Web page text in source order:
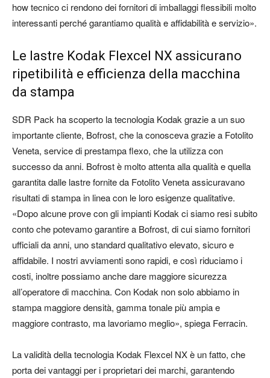
how tecnico ci rendono dei fornitori di imballaggi flessibili molto
interessanti perché garantiamo qualità e affidabilità e servizio».
Le lastre Kodak Flexcel NX assicurano
ripetibilità e efficienza della macchina
da stampa
SDR Pack ha scoperto la tecnologia Kodak grazie a un suo
importante cliente, Bofrost, che la conosceva grazie a Fotolito
Veneta, service di prestampa flexo, che la utilizza con
successo da anni. Bofrost è molto attenta alla qualità e quella
garantita dalle lastre fornite da Fotolito Veneta assicuravano
risultati di stampa in linea con le loro esigenze qualitative.
«Dopo alcune prove con gli impianti Kodak ci siamo resi subito
conto che potevamo garantire a Bofrost, di cui siamo fornitori
ufficiali da anni, uno standard qualitativo elevato, sicuro e
affidabile. I nostri avviamenti sono rapidi, e così riduciamo i
costi, inoltre possiamo anche dare maggiore sicurezza
all’operatore di macchina. Con Kodak non solo abbiamo in
stampa maggiore densità, gamma tonale più ampia e
maggiore contrasto, ma lavoriamo meglio», spiega Ferracin.
La validità della tecnologia Kodak Flexcel NX è un fatto, che
porta dei vantaggi per i proprietari dei marchi, garantendo